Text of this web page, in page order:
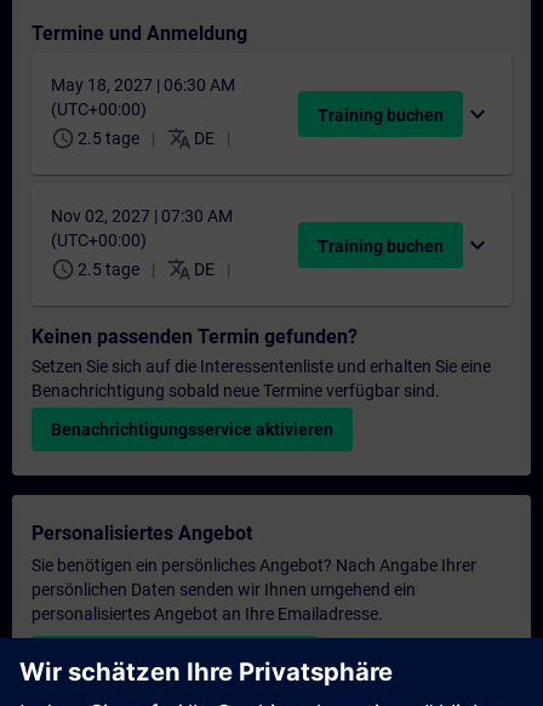
Termine und Anmeldung
May 18, 2027 | 06:30 AM
(UTC+00:00)
schedule 2.5 tage translate DE
Training buchen expand_more
Nov 02, 2027 | 07:30 AM
(UTC+00:00)
schedule 2.5 tage translate DE
Training buchen expand_more
Keinen passenden Termin gefunden?
Setzen Sie sich auf die Interessentenliste und erhalten Sie eine
Benachrichtigung sobald neue Termine verfügbar sind.
Benachrichtigungsservice aktivieren
Personalisiertes Angebot
Sie benötigen ein persönliches Angebot? Nach Angabe Ihrer
persönlichen Daten senden wir Ihnen umgehend ein
personalisiertes Angebot an Ihre Emailadresse.
Persönliches Angebot zusenden